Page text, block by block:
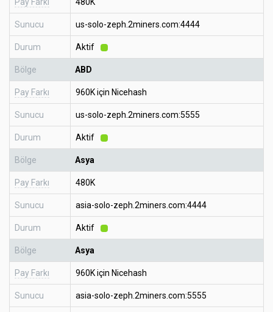
Sunucu us-solo-zeph.2miners.com:4444
Durum Aktif
Bölge ABD
Pay Farkı 960K için Nicehash
Sunucu us-solo-zeph.2miners.com:5555
Durum Aktif
Bölge Asya
Pay Farkı 480K
Sunucu asia-solo-zeph.2miners.com:4444
Durum Aktif
Bölge Asya
Pay Farkı 960K için Nicehash
Sunucu asia-solo-zeph.2miners.com:5555